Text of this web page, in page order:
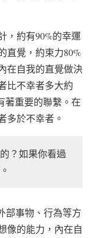
，約有90%的幸運
直覺，約束力80%
在自我的直覺做決
比不幸者多大約
著重要的聯繫。在
多於不幸者。
？如果你看過
部事物、行為等方
像的能力，內在自